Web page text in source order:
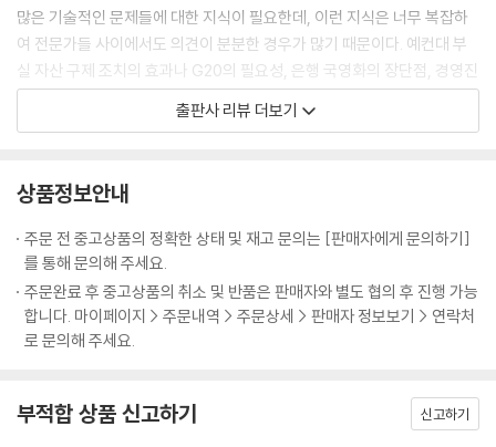
사실 이런 현상은 피해를 입은 노동자뿐 아니라 아무도 예측하지 못한 일
이다. 이렇게 일자리를 잃은 사람들이 뜻하지 않게 심한 고통을 당하고 역
사의 폐기물 취급을 받는 것이 정말 공정한가?
물론 이상적인 자유 시장이 존재하는 세상에서라면 이런 일이 전혀 문제가
되지 않을 것이다. 실직한 미국 철강 노동자와 영국의 조선 노동자는 성장
산업에서 다시 일자리를 찾으면 되기 때문이다. 그러나 철강 노동자 중 컴
행가로 변신한 사람은 도대체 몇이나 되는가? --- Thing 20 '기회의 균등
자유 시장 경제학으로 세상이 나아지고 있다고 하지만…
경제학자들은 2008년 위기를 불러올 환경을 만드는 데 중요한 역할을 해
왔다. 사실 그들은 1982년 제3세계 채무 위기, 1995년 멕시코 페소 위기,
1997년 아시아 금융 위기, 1998년 러시아 위기 등 1980년대 초 이후 크
단기 이윤 추구를 이론적으로 정당화해 준 것이 바로 그들이다. 더 넓게 생
각하면 그들은 경제 성장의 둔화, 고용 불안과 불평등 악화, 그리고 지난 3
많은 기술적인 문제들에 대한 지식이 필요한데, 이런 지식은 너무 복잡하
여 전문가들 사이에서도 의견이 분분한 경우가 많기 때문이다. 예컨대 부
실 자산 구제 조치의 효과나 G20의 필요성, 은행 국영화의 장단점, 경영진
에 대한 적합한 보수 수준을 정확하게 판단하기 위해 필요한 전문 지식을
샅샅이 익히는 데 들일 시간이나 배경 지식을 가진 사람이 우리 중에 얼마
수 사람들은 입을 다물 수밖에 없다.
하지만 장 교수는 『23가지』를 통해 "세상이 어떻게 돌아가는지 이해하고,
내가 말하는 '경제 시민으로서의 권리'를 적극적으로 행사해서 의사 결정
권을 가진 사람들에게 올바른 길을 선택하도록 요구하는 데에는 고도의 전
문 지식이 필요하지 않다."고 조언한다. "생각해 보면 우리는 날마다 전문
적인 지식 없이 온갖 종류의 판단을 내리고 있다. 식품 공장, 정육점, 식당
칙과 기본적인 사실을 알고 나면 상세한 전문 지식이 없어도 좋은 판단을
출판사 리뷰 더보기
상품정보안내
주문 전 중고상품의 정확한 상태 및 재고 문의는 [판매자에게 문의하기]
를 통해 문의해 주세요.
주문완료 후 중고상품의 취소 및 반품은 판매자와 별도 협의 후 진행 가능
합니다. 마이페이지 > 주문내역 > 주문상세 > 판매자 정보보기 > 연락처
로 문의해 주세요.
부적합 상품 신고하기 신고하기